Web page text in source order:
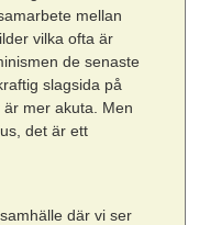
mellan
vilka ofta är
de senaste
slagsida på
mer akuta. Men
det är ett
där vi ser